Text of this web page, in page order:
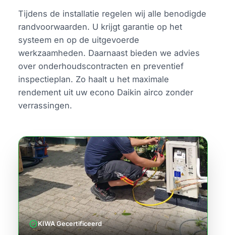
Tijdens de installatie regelen wij alle benodigde
randvoorwaarden. U krijgt garantie op het
systeem en op de uitgevoerde
werkzaamheden. Daarnaast bieden we advies
over onderhoudscontracten en preventief
inspectieplan. Zo haalt u het maximale
rendement uit uw econo Daikin airco zonder
verrassingen.
verifiedKIWA Gecertificeerd